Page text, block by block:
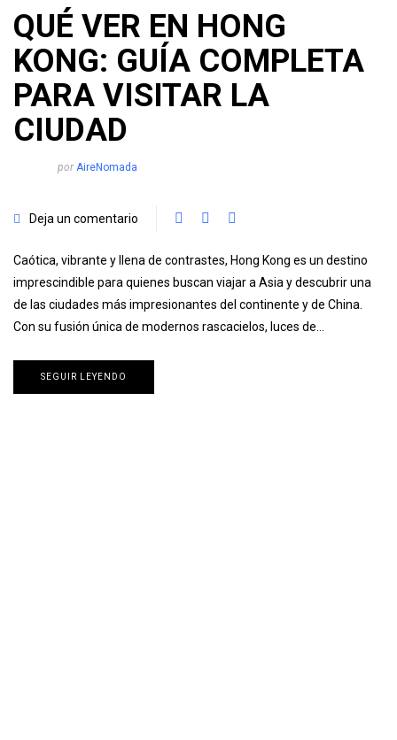
QUÉ VER EN HONG
KONG: GUÍA COMPLETA
PARA VISITAR LA
CIUDAD
por AireNomada
Deja un comentario
Caótica, vibrante y llena de contrastes, Hong Kong es un destino
imprescindible para quienes buscan viajar a Asia y descubrir una
de las ciudades más impresionantes del continente y de China.
Con su fusión única de modernos rascacielos, luces de…
SEGUIR LEYENDO